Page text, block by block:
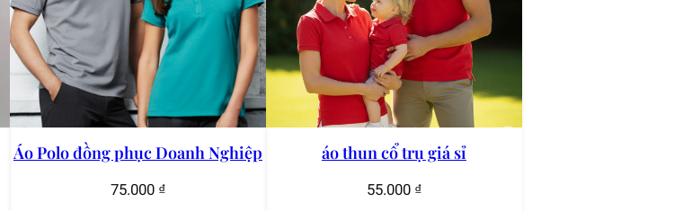
Áo Polo đồng phục Doanh Nghiệp
75.000 ₫
áo thun cổ trụ giá sỉ
55.000 ₫